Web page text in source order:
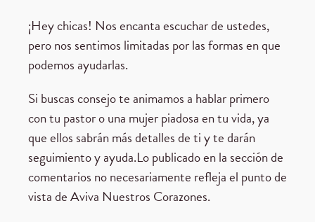
¡Hey chicas! Nos encanta escuchar de ustedes,
pero nos sentimos limitadas por las formas en que
podemos ayudarlas.
Si buscas consejo te animamos a hablar primero
con tu pastor o una mujer piadosa en tu vida, ya
que ellos sabrán más detalles de ti y te darán
seguimiento y ayuda.Lo publicado en la sección de
comentarios no necesariamente refleja el punto de
vista de Aviva Nuestros Corazones.